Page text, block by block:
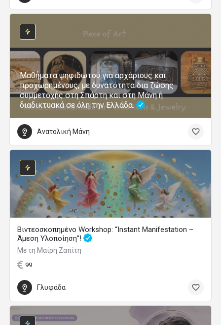
Μαθήματα ψηφιδωτού για αρχάριους και
προχωρημένους, με δυνατότητα δια ζώσης
συμμετοχής στη Σπάρτη και στη Μάνη ή
διαδικτυακά σε όλη την Ελλάδα.
Ανατολική Μάνη
Βιντεοσκοπημένο Workshop: “Instant Manifestation –
Άμεση Υλοποίηση”!
Με τη Μαίρη Ζαπίτη
99
Γλυφάδα